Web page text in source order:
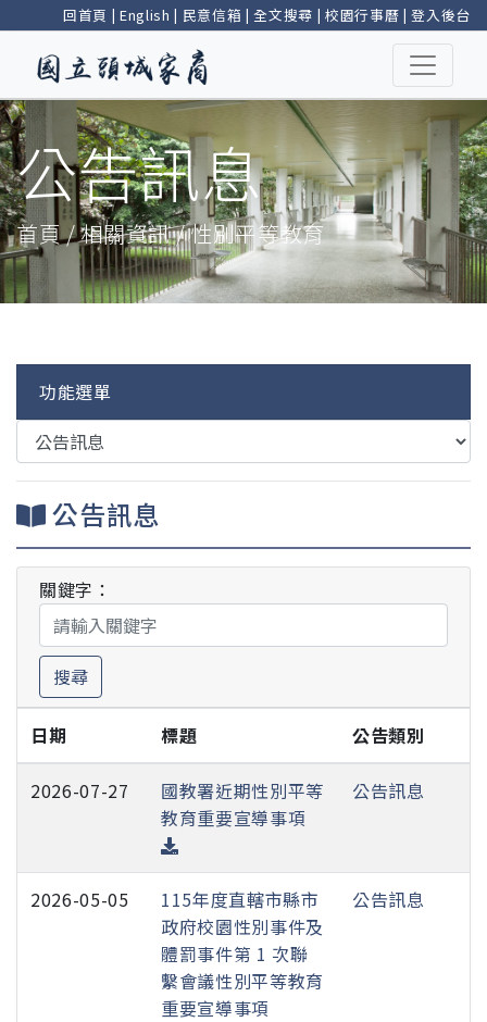
回首頁 | English | 民意信箱 |全文搜尋 | 校園行事曆 |登入後台
公告訊息
首頁 / 相關資訊 / 性別平等教育
功能選單
公告訊息
關鍵字：
搜尋
日期 標題 公告類別
2026-07-27
國教署近期性別平等
教育重要宣導事項
公告訊息
2026-05-05
115年度直轄市縣市
政府校園性別事件及
體罰事件第 1 次聯
繫會議性別平等教育
重要宣導事項
公告訊息